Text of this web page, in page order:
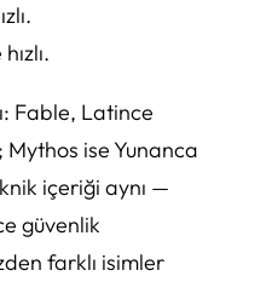
Fable, Latince
Mythos ise Yunanca
içeriği aynı —
güvenlik
farklı isimler